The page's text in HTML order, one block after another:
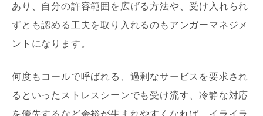
あり、自分の許容範囲を広げる方法や、受け入れられ
ずとも認める工夫を取り入れるのもアンガーマネジメ
ントになります。
何度もコールで呼ばれる、過剰なサービスを要求され
るといったストレスシーンでも受け流す、冷静な対応